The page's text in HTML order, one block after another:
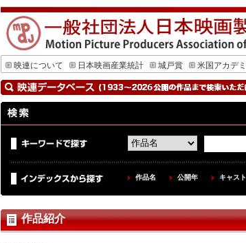
映連について
日本映画産業統計 城戸賞 米国アカデ
作品名 公開年 キャスト
作品紹介